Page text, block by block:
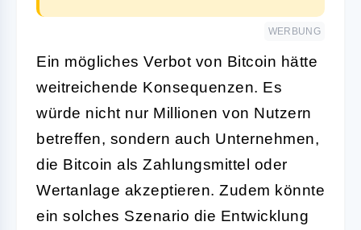
WERBUNG
Ein mögliches Verbot von Bitcoin hätte
weitreichende Konsequenzen. Es
würde nicht nur Millionen von Nutzern
betreffen, sondern auch Unternehmen,
die Bitcoin als Zahlungsmittel oder
Wertanlage akzeptieren. Zudem könnte
ein solches Szenario die Entwicklung